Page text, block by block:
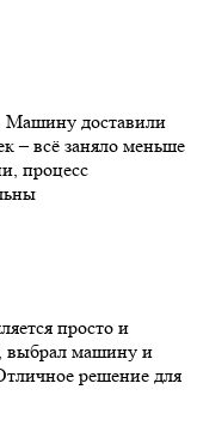
Машину доставили
– всё заняло меньше
процесс
просто и
выбрал машину и
решение для